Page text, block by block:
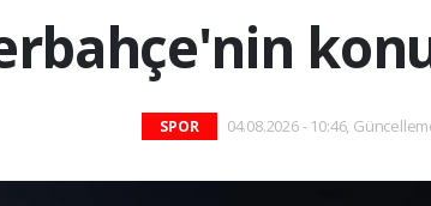
SPOR 04.08.2026 - 10:46,